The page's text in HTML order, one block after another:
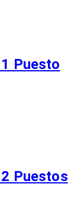
Puesto
Puestos